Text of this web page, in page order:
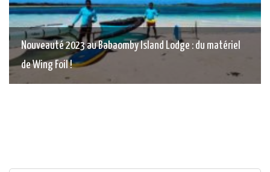
Nouveauté 2023 au Babaomby Island Lodge : du matériel
de Wing Foil !